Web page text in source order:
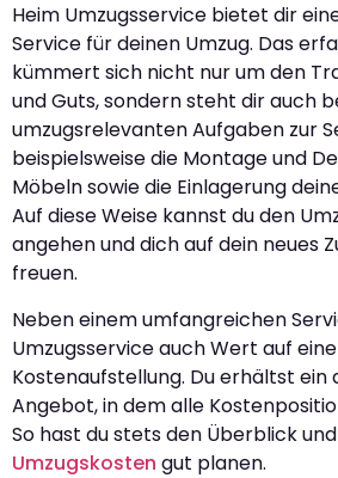
Heim Umzugsservice bietet dir
Service für deinen Umzug. Das
kümmert sich nicht nur um den
und Guts, sondern steht dir auch
umzugsrelevanten Aufgaben zur
beispielsweise die Montage und
Möbeln sowie die Einlagerung
Auf diese Weise kannst du den
angehen und dich auf dein neues
freuen.
Neben einem umfangreichen
Umzugsservice auch Wert auf
Kostenaufstellung. Du erhältst ein
Angebot, in dem alle
So hast du stets den Überblick
Umzugskosten gut planen.